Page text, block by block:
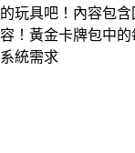
的玩具吧！內容包
容！黃金卡牌包中
系統需求